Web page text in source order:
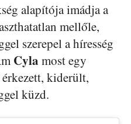
alapítója imádja a
mellőle,
szerepel a híresség
Cyla most egy
kiderült,
küzd.